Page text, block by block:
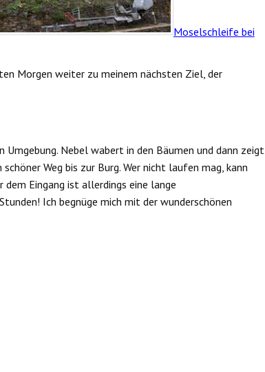
Moselschleife bei
Morgen weiter zu meinem nächsten Ziel, der
Nebel wabert in den Bäumen und dann zeigt
Weg bis zur Burg. Wer nicht laufen mag, kann
Eingang ist allerdings eine lange
Ich begnüge mich mit der wunderschönen